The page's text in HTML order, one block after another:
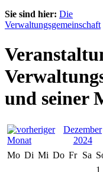
Sie sind hier: Die
Verwaltungsgemeinschaft
und seiner
Dezember
2024
Mo Di Mi Do Fr Sa
1